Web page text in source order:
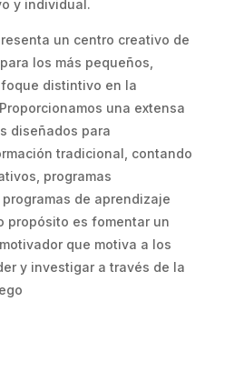
y individual.
un centro creativo de
los más pequeños,
distintivo en la
una extensa
diseñados para
tradicional, contando
programas
de aprendizaje
propósito es fomentar un
que motiva a los
y investigar a través de la